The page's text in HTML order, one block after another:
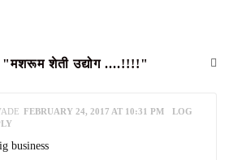
शेती उद्योग ....!!!!"
FEBRUARY 24, 2017 AT 10:31 PM
LOG
business